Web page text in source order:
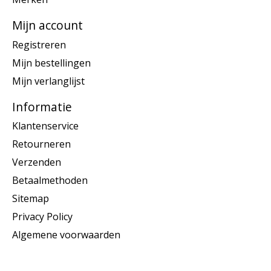
Mijn account
Registreren
Mijn bestellingen
Mijn verlanglijst
Informatie
Klantenservice
Retourneren
Verzenden
Betaalmethoden
Sitemap
Privacy Policy
Algemene voorwaarden